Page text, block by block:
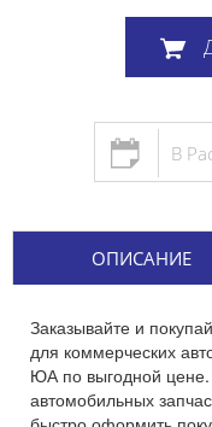
В
ОПИСАНИЕ
Заказывайте и
для коммерческих
ЮА по выгодной
автомобильных